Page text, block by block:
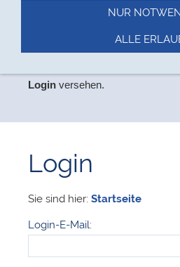
Datenschutz
Login versehen.
Login
Sie sind hier: Startseite
Login-E-Mail:
NUR
ALLE